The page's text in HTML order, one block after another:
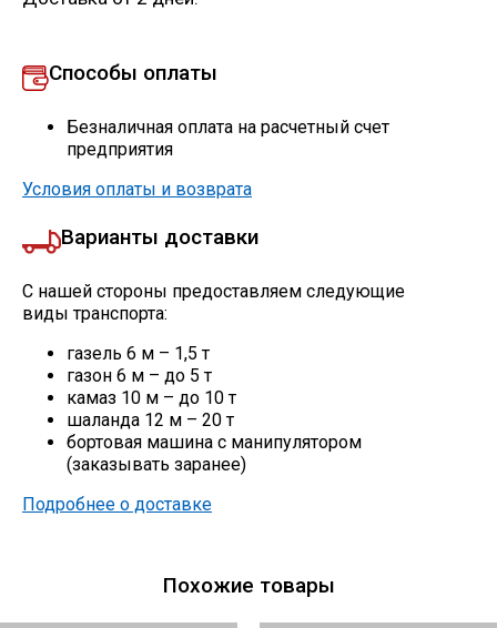
Способы оплаты
Безналичная оплата на расчетный счет
предприятия
Условия оплаты и возврата
Варианты доставки
С нашей стороны предоставляем следующие
виды транспорта:
газель 6 м – 1,5 т
газон 6 м – до 5 т
камаз 10 м – до 10 т
шаланда 12 м – 20 т
бортовая машина с манипулятором
(заказывать заранее)
Подробнее о доставке
Похожие товары